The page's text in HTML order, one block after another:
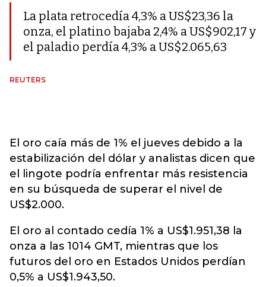
La plata retrocedía 4,3% a US$23,36 la
onza, el platino bajaba 2,4% a US$902,17 y
el paladio perdía 4,3% a US$2.065,63
REUTERS
El oro caía más de 1% el jueves debido a la
estabilización del dólar y analistas dicen que
el lingote podría enfrentar más resistencia
en su búsqueda de superar el nivel de
US$2.000.
El oro al contado cedía 1% a US$1.951,38 la
onza a las 1014 GMT, mientras que los
futuros del oro en Estados Unidos perdían
0,5% a US$1.943,50.